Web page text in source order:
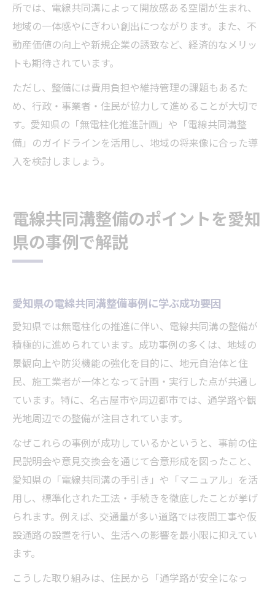
所では、電線共同溝によって開放感ある空間が生まれ、
地域の一体感やにぎわい創出につながります。また、不
動産価値の向上や新規企業の誘致など、経済的なメリッ
トも期待されています。
ただし、整備には費用負担や維持管理の課題もあるた
め、行政・事業者・住民が協力して進めることが大切で
す。愛知県の「無電柱化推進計画」や「電線共同溝整
備」のガイドラインを活用し、地域の将来像に合った導
入を検討しましょう。
電線共同溝整備のポイントを愛知
県の事例で解説
愛知県の電線共同溝整備事例に学ぶ成功要因
愛知県では無電柱化の推進に伴い、電線共同溝の整備が
積極的に進められています。成功事例の多くは、地域の
景観向上や防災機能の強化を目的に、地元自治体と住
民、施工業者が一体となって計画・実行した点が共通し
ています。特に、名古屋市や周辺都市では、通学路や観
光地周辺での整備が注目されています。
なぜこれらの事例が成功しているかというと、事前の住
民説明会や意見交換会を通じて合意形成を図ったこと、
愛知県の「電線共同溝の手引き」や「マニュアル」を活
用し、標準化された工法・手続きを徹底したことが挙げ
られます。例えば、交通量が多い道路では夜間工事や仮
設通路の設置を行い、生活への影響を最小限に抑えてい
ます。
こうした取り組みは、住民から「通学路が安全になっ